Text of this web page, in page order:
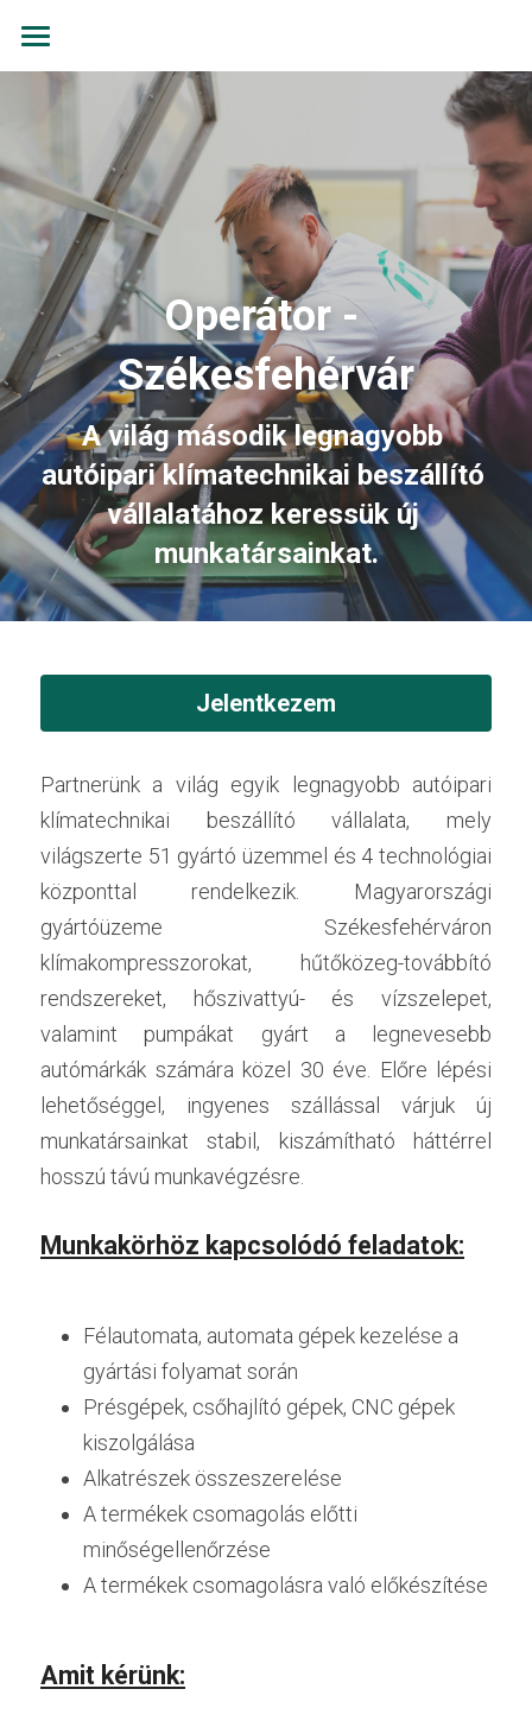
Klímaszerelés menete
Villanyszerelés
Rólunk mondták
+36309757463
info@dobosklima.hu
Kapcsolat
Operátor -
Székesfehérvár
A világ második legnagyobb
autóipari klímatechnikai beszállító
vállalatához keressük új
munkatársainkat.
Jelentkezem
Partnerünk a világ egyik legnagyobb autóipari
klímatechnikai beszállító vállalata, mely
világszerte 51 gyártó üzemmel és 4 technológiai
központtal rendelkezik. Magyarországi
gyártóüzeme Székesfehérváron
klímakompresszorokat, hűtőközeg-továbbító
rendszereket, hőszivattyú- és vízszelepet,
valamint pumpákat gyárt a legnevesebb
autómárkák számára közel 30 éve. Előre lépési
lehetőséggel, ingyenes szállással várjuk új
munkatársainkat stabil, kiszámítható háttérrel
hosszú távú munkavégzésre.
Munkakörhöz kapcsolódó feladatok:
Félautomata, automata gépek kezelése a
gyártási folyamat során
Présgépek, csőhajlító gépek, CNC gépek
kiszolgálása
Alkatrészek összeszerelése
A termékek csomagolás előtti
minőségellenőrzése
A termékek csomagolásra való előkészítése
Amit kérünk: